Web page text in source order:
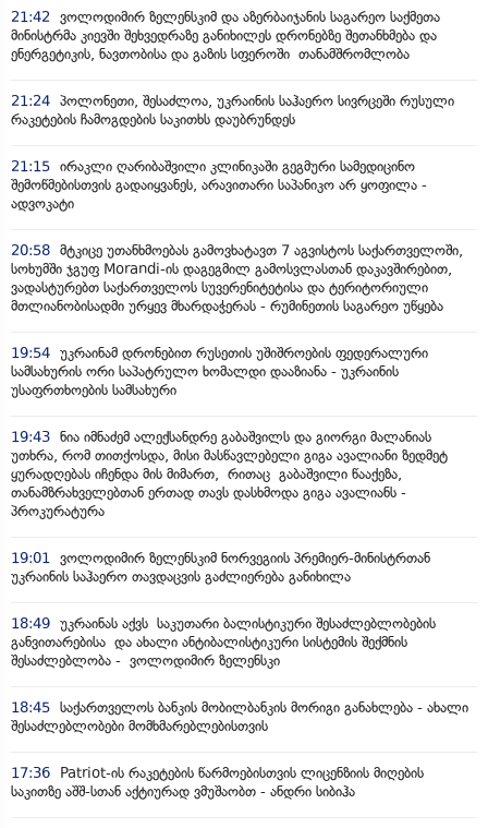
21:42
ვოლოდიმირ ზელენსკიმ და აზერბაიჯანის საგარეო საქმეთა
მინისტრმა კიევში შეხვედრაზე განიხილეს დრონებზე შეთანხმება და
ენერგეტიკის, ნავთობისა და გაზის სფეროში თანამშრომლობა
21:24 პოლონეთი, შესაძლოა, უკრაინის საჰაერო სივრცეში რუსული
რაკეტების ჩამოგდების საკითხს დაუბრუნდეს
21:15 ირაკლი ღარიბაშვილი კლინიკაში გეგმური სამედიცინო
შემოწმებისთვის გადაიყვანეს, არავითარი საპანიკო არ ყოფილა -
ადვოკატი
20:58 მტკიცე უთანხმოებას გამოვხატავთ 7 აგვისტოს საქართველოში,
სოხუმში ჯგუფ Morandi-ის დაგეგმილ გამოსვლასთან დაკავშირებით,
ვადასტურებთ საქართველოს სუვერენიტეტისა და ტერიტორიული
მთლიანობისადმი ურყევ მხარდაჭერას - რუმინეთის საგარეო უწყება
19:54 უკრაინამ დრონებით რუსეთის უშიშროების ფედერალური
სამსახურის ორი საპატრულო ხომალდი დააზიანა - უკრაინის
უსაფრთხოების სამსახური
19:43 ნია იმნაძემ ალექსანდრე გაბაშვილს და გიორგი მალანიას
უთხრა, რომ თითქოსდა, მისი მასწავლებელი გიგა ავალიანი ზედმეტ
ყურადღებას იჩენდა მის მიმართ, რითაც გაბაშვილი წააქეზა,
თანამზრახველებთან ერთად თავს დასხმოდა გიგა ავალიანს -
პროკურატურა
19:01
ვოლოდიმირ ზელენსკიმ ნორვეგიის პრემიერ-მინისტრთან
უკრაინის საჰაერო თავდაცვის გაძლიერება განიხილა
18:49 უკრაინას აქვს საკუთარი ბალისტიკური შესაძლებლობების
განვითარებისა და ახალი ანტიბალისტიკური სისტემის შექმნის
შესაძლებლობა - ვოლოდიმირ ზელენსკი
18:45 საქართველოს ბანკის მობილბანკის მორიგი განახლება - ახალი
შესაძლებლობები მომხმარებლებისთვის
17:36
Patriot-ის რაკეტების წარმოებისთვის ლიცენზიის მიღების
საკითზე აშშ-სთან აქტიურად ვმუშაობთ - ანდრი სიბიჰა